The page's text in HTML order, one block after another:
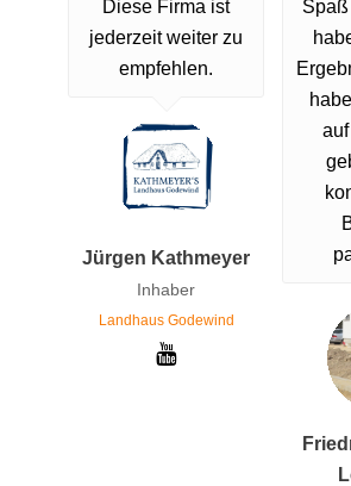
Diese Firma ist
jederzeit weiter zu
empfehlen.
Jürgen Kathmeyer
Inhaber
Landhaus Godewind